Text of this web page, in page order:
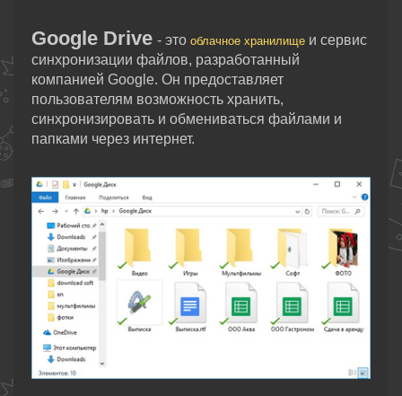
Google Drive - это облачное хранилище и сервис
синхронизации файлов, разработанный
компанией Google. Он предоставляет
пользователям возможность хранить,
синхронизировать и обмениваться файлами и
папками через интернет.